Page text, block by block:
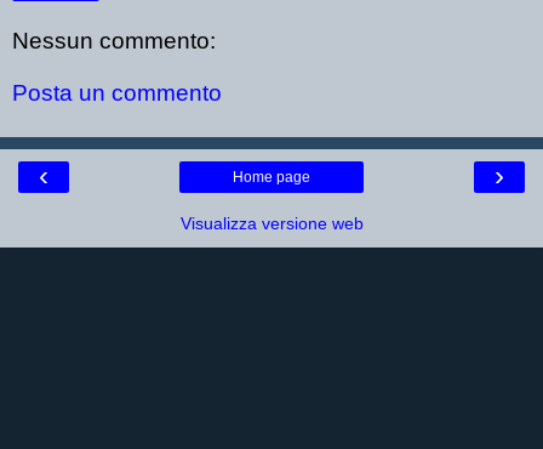
Nessun commento:
Posta un commento
‹ ›
Home page
Visualizza versione web